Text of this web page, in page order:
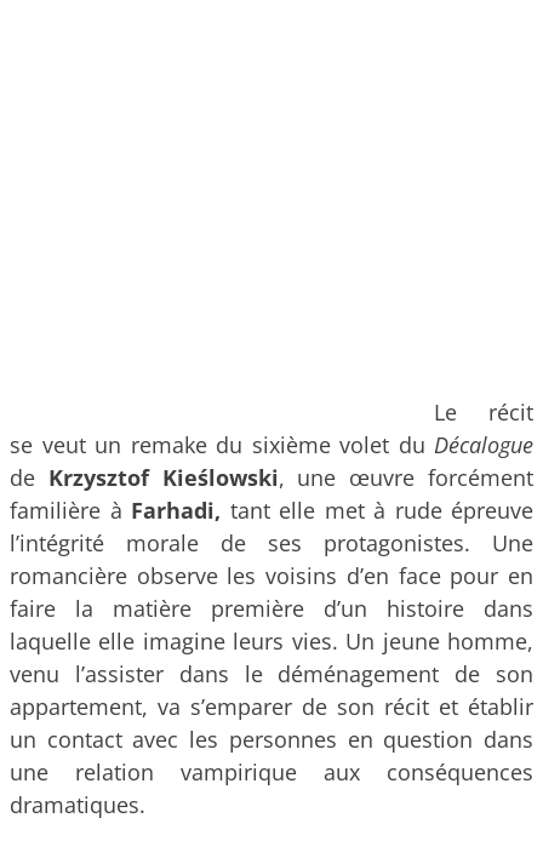
Le récit
se veut un remake du sixième volet du Décalogue
de Krzysztof Kieślowski, une œuvre forcément
familière à Farhadi, tant elle met à rude épreuve
l’intégrité morale de ses protagonistes. Une
romancière observe les voisins d’en face pour en
faire la matière première d’un histoire dans
laquelle elle imagine leurs vies. Un jeune homme,
venu l’assister dans le déménagement de son
appartement, va s’emparer de son récit et établir
un contact avec les personnes en question dans
une relation vampirique aux conséquences
dramatiques.